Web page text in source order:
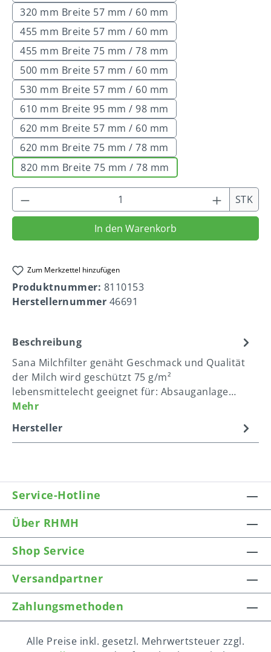
320 mm Breite 57 mm / 60 mm
455 mm Breite 57 mm / 60 mm
455 mm Breite 75 mm / 78 mm
500 mm Breite 57 mm / 60 mm
530 mm Breite 57 mm / 60 mm
610 mm Breite 95 mm / 98 mm
620 mm Breite 57 mm / 60 mm
620 mm Breite 75 mm / 78 mm
820 mm Breite 75 mm / 78 mm
Produkt Anzahl: Gib den STK
In den Warenkorb
Zum Merkzettel hinzufügen
Produktnummer: 8110153
Herstellernummer 46691
Beschreibung
Sana Milchfilter genäht Geschmack und Qualität
der Milch wird geschützt 75 g/m²
lebensmittelecht geeignet für: Absauganlage…
Mehr
Hersteller
Service-Hotline
Über RHMH
Shop Service
Versandpartner
Zahlungsmethoden
Alle Preise inkl. gesetzl. Mehrwertsteuer zzgl.